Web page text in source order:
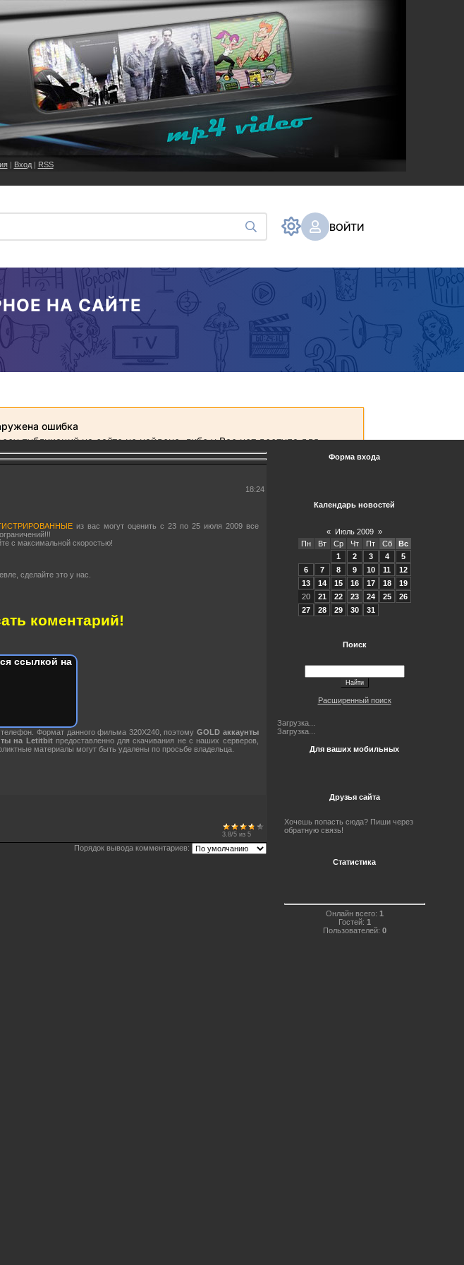
| Вход| RSS
18:24
из вас могут оценить с 23 по 25 июля 2009 все
с максимальной скоростью!
сделайте это у нас.
коментарий!
ссылкой на
телефон. Формат данного фильма 320X240, поэтому GOLD аккаунты
на Letitbitпредоставленно для скачивания не с наших серверов,
материалы могут быть удалены по просьбе владельца.
3.8/5из 5
Порядок вывода комментариев:
Форма входа
Календарь новостей
« Июль 2009 »
Пн
Вт Ср Чт Пт Сб
Вс
1
2 3 4
5
6
7 8 9 10 11
12
13
14 15 16 17 18
19
20
21 22 23 24 25
26
27
28 29 30 31
Поиск
Расширенный поиск
Загрузка...
Загрузка...
Для ваших мобильных
Друзья сайта
Хочешь попасть сюда? Пиши через
обратную связь!
Статистика
Онлайн всего: 1
Гостей: 1
Пользователей: 0